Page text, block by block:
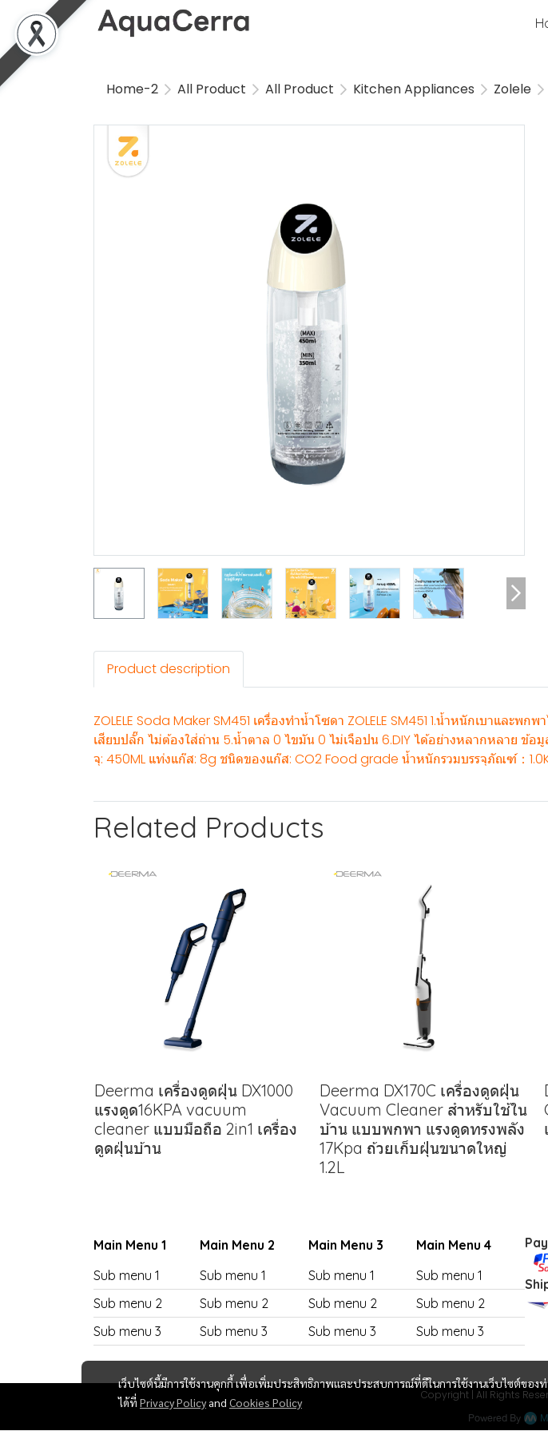
Home-2 All Product All Product Kitchen Appliances Zolele
Product description
ZOLELE Soda Maker SM451 เครื่องทำน้ำโซดา ZOLELE SM451 1.น้ำหนักเบาแล
เสียบปลั๊ก ไม่ต้องใส่ถ่าน 5.น้ำตาล 0 ไขมัน 0 ไม่เจือปน 6.DIY ได้อย่างหลากหลาย ข้
จุ: 450ML แท่งแก๊ส: 8g ชนิดของแก๊ส: CO2 Food grade น้ำหนักรวมบรรจุภัณฑ์：
Related Products
Deerma เครื่องดูดฝุ่น DX1000
แรงดูด16KPA vacuum
cleaner แบบมือถือ 2in1 เครื่อง
ดูดฝุ่นบ้าน
Deerma DX170C เครื่องดูดฝุ่น
Vacuum Cleaner สำหรับใช้ใน
บ้าน แบบพกพา แรงดูดทรงพลัง
17Kpa ถ้วยเก็บฝุ่นขนาดใหญ่
1.2L
เว็บไซต์นี้มีการใช้งานคุกกี้ เพื่อเพิ่มประสิทธิภาพและประสบการณ์ที่ดีในการใช้งานเว็บไซต์ของ
ได้ที่ Privacy Policy and Cookies Policy
Main Menu 1
Sub menu 1
Sub menu 2
Sub menu 3
Main Menu 2
Sub menu 1
Sub menu 2
Sub menu 3
Main Menu 3
Sub menu 1
Sub menu 2
Sub menu 3
Main Menu 4
Sub menu 1
Sub menu 2
Sub menu 3
Copyright | All Rights
Powered By